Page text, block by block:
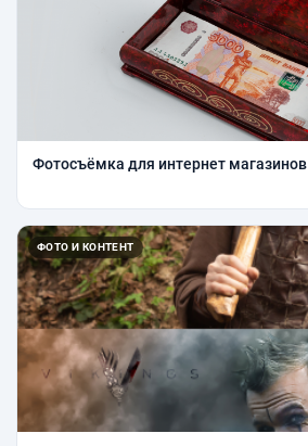
Фотосъёмка для интернет магазинов
ФОТО И КОНТЕНТ